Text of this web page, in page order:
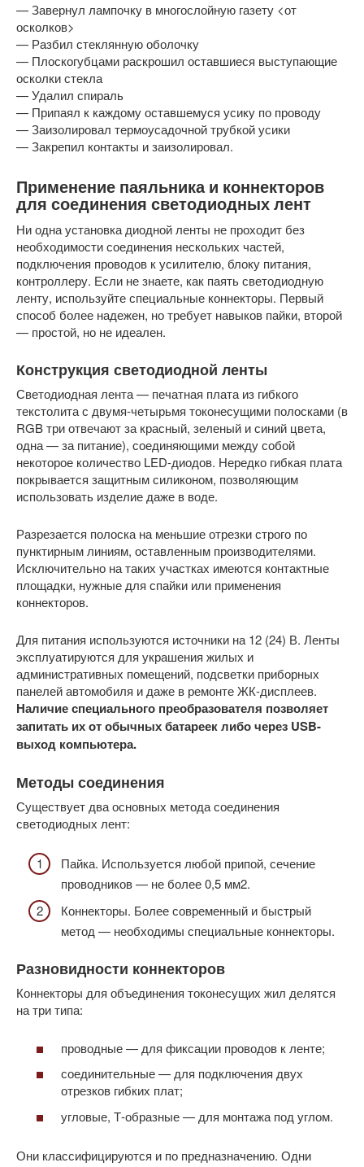
— Завернул лампочку в многослойную газету <от
осколков>
— Разбил стеклянную оболочку
— Плоскогубцами раскрошил оставшиеся выступающие
осколки стекла
— Удалил спираль
— Припаял к каждому оставшемуся усику по проводу
— Заизолировал термоусадочной трубкой усики
— Закрепил контакты и заизолировал.
Применение паяльника и коннекторов
для соединения светодиодных лент
Ни одна установка диодной ленты не проходит без
необходимости соединения нескольких частей,
подключения проводов к усилителю, блоку питания,
контроллеру. Если не знаете, как паять светодиодную
ленту, используйте специальные коннекторы. Первый
способ более надежен, но требует навыков пайки, второй
— простой, но не идеален.
Конструкция светодиодной ленты
Светодиодная лента — печатная плата из гибкого
текстолита с двумя-четырьмя токонесущими полосками (в
RGB три отвечают за красный, зеленый и синий цвета,
одна — за питание), соединяющими между собой
некоторое количество LED-диодов. Нередко гибкая плата
покрывается защитным силиконом, позволяющим
использовать изделие даже в воде.
Разрезается полоска на меньшие отрезки строго по
пунктирным линиям, оставленным производителями.
Исключительно на таких участках имеются контактные
площадки, нужные для спайки или применения
коннекторов.
Для питания используются источники на 12 (24) В. Ленты
эксплуатируются для украшения жилых и
административных помещений, подсветки приборных
панелей автомобиля и даже в ремонте ЖК-дисплеев.
Наличие специального преобразователя позволяет
запитать их от обычных батареек либо через USB-
выход компьютера.
Методы соединения
Существует два основных метода соединения
светодиодных лент:
Пайка. Используется любой припой, сечение
проводников — не более 0,5 мм2.
Коннекторы. Более современный и быстрый
метод — необходимы специальные коннекторы.
Разновидности коннекторов
Коннекторы для объединения токонесущих жил делятся
на три типа:
проводные — для фиксации проводов к ленте;
соединительные — для подключения двух
отрезков гибких плат;
угловые, Т-образные — для монтажа под углом.
Они классифицируются и по предназначению. Одни